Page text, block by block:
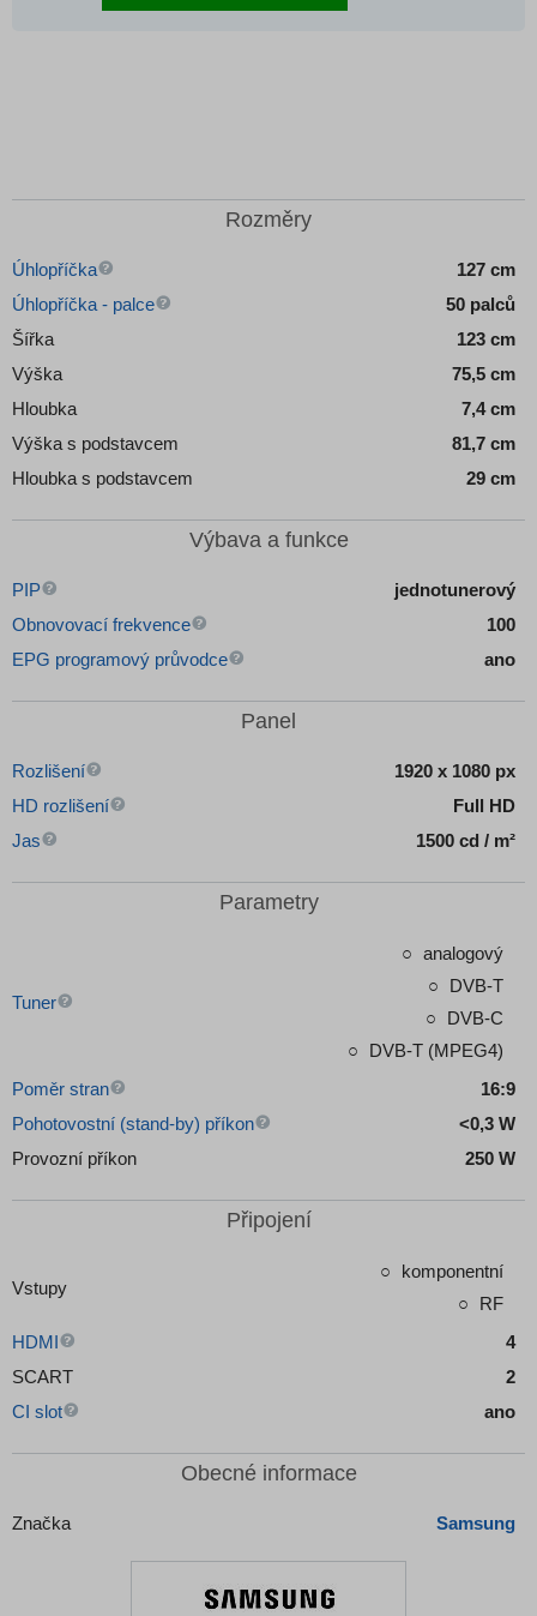
Rozměry
Úhlopříčka
127 cm
Úhlopříčka - palce
50 palců
Šířka
123 cm
Výška
75,5 cm
Hloubka
7,4 cm
Výška s podstavcem
81,7 cm
Hloubka s podstavcem
29 cm
Výbava a funkce
PIP
jednotunerový
Obnovovací frekvence
100
EPG programový průvodce
ano
Panel
Rozlišení
1920 x 1080 px
HD rozlišení
Full HD
Jas
1500 cd / m²
Parametry
Tuner
analogový
DVB-T
DVB-C
DVB-T (MPEG4)
Poměr stran
16:9
Pohotovostní (stand-by) příkon
<0,3 W
Provozní příkon
250 W
Připojení
Vstupy
komponentní
RF
HDMI
4
SCART
2
CI slot
ano
Obecné informace
Značka Samsung